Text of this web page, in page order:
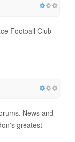
Football Club
News and
greatest